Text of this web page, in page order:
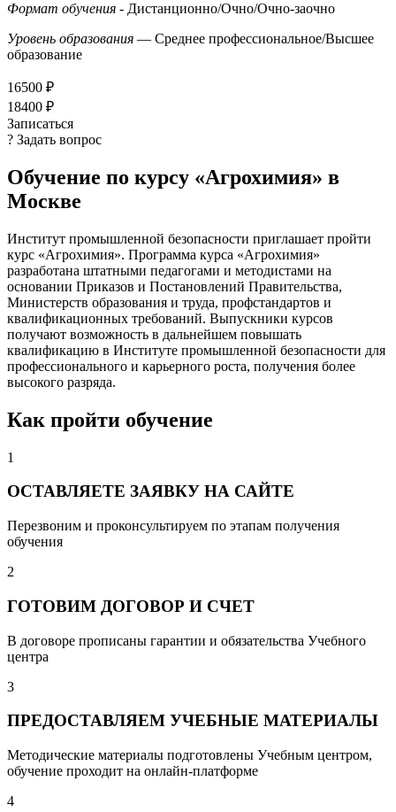
Формат обучения - Дистанционно/Очно/Очно-заочно
Уровень образования — Среднее профессиональное/Высшее
образование
16500 ₽
18400 ₽
Записаться
? Задать вопрос
Обучение по курсу «Агрохимия» в
Москве
Институт промышленной безопасности приглашает пройти
курс «Агрохимия». Программа курса «Агрохимия»
разработана штатными педагогами и методистами на
основании Приказов и Постановлений Правительства,
Министерств образования и труда, профстандартов и
квалификационных требований. Выпускники курсов
получают возможность в дальнейшем повышать
квалификацию в Институте промышленной безопасности для
профессионального и карьерного роста, получения более
высокого разряда.
Как пройти обучение
1
ОСТАВЛЯЕТЕ ЗАЯВКУ НА САЙТЕ
Перезвоним и проконсультируем по этапам получения
обучения
2
ГОТОВИМ ДОГОВОР И СЧЕТ
В договоре прописаны гарантии и обязательства Учебного
центра
3
ПРЕДОСТАВЛЯЕМ УЧЕБНЫЕ МАТЕРИАЛЫ
Методические материалы подготовлены Учебным центром,
обучение проходит на онлайн-платформе
4